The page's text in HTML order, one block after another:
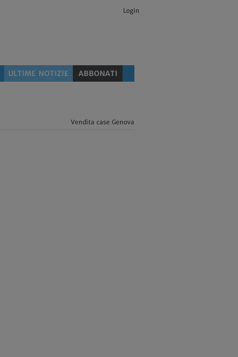
Login
ULTIME NOTIZIE ABBONATI
Vendita case Genova